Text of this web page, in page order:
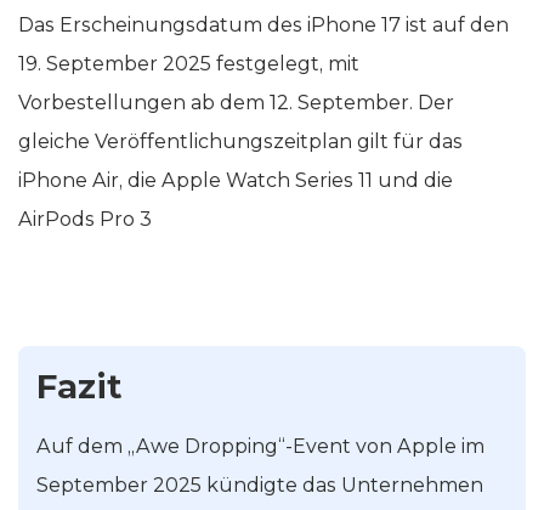
Das Erscheinungsdatum des iPhone 17 ist auf den
19. September 2025 festgelegt, mit
Vorbestellungen ab dem 12. September. Der
gleiche Veröffentlichungszeitplan gilt für das
iPhone Air, die Apple Watch Series 11 und die
AirPods Pro 3
Fazit
Auf dem „Awe Dropping“-Event von Apple im
September 2025 kündigte das Unternehmen